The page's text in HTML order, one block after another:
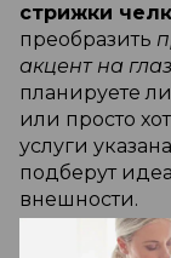
стрижки
преобразить
акцент на
планируете
или просто
услуги
подберут
внешности.
Существуют